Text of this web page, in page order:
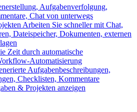
Aufgabenverfolgung,
Chat von unterwegs
Arbeiten Sie schneller mit Chat,
Dateispeicher, Dokumenten, externen
Zeit durch automatische
Automatisierung
Aufgabenbeschreibungen,
Checklisten, Kommentare
& Projekten anzeigen